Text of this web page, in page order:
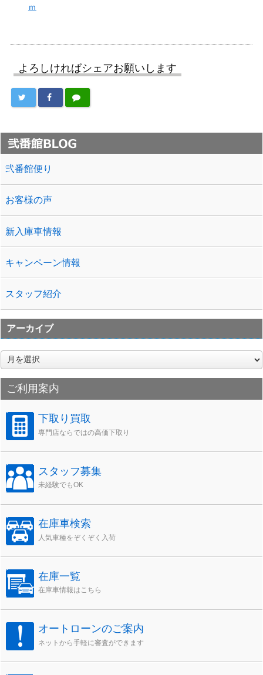
ｍ
よろしければシェアお願いします
弐番館便り
お客様の声
新入庫車情報
キャンペーン情報
スタッフ紹介
アーカイブ
ア
ー
カ
イ
ブ
ご利用案内
下取り買取
専門店ならではの高価下取り
スタッフ募集
未経験でもOK
在庫車検索
人気車種をぞくぞく入荷
在庫一覧
在庫車情報はこちら
オートローンのご案内
ネットから手軽に審査ができます